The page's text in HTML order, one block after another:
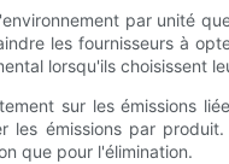
par unité
les fournisseurs à
lorsqu'ils choisissent
sur les émissions
les émissions par
que pour l'élimination.